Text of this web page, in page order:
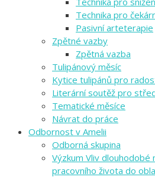
Technika pro
Pasivní arteterapie
Zpětné vazby
Zpětná vazba
Tulipánový měsíc
Kytice tulipánů pro
Literární soutěž pro
Tematické měsíce
Návrat do práce
Odbornost v Amelii
Odborná skupina
Výzkum Vliv dlouhodobé
pracovního života do